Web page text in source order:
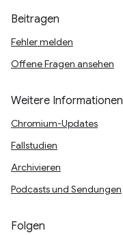
Beitragen
Fehler melden
Offene Fragen ansehen
Weitere Informationen
Chromium-Updates
Fallstudien
Archivieren
Podcasts und Sendungen
Folgen